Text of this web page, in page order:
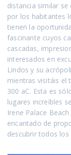
distancia similar
por los habitantes
tienen la
fascinante cuyos
cascadas,
interesados ​​en
Lindos y su
mientras visitáis el
300 aC. Esta es
lugares increíbles
Irene Palace
encantado de
descubrir todos los